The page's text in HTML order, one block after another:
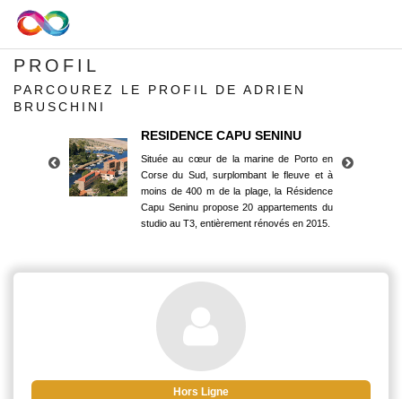
PROFIL
PARCOUREZ LE PROFIL DE ADRIEN
BRUSCHINI
RESIDENCE CAPU SENINU
Située au cœur de la marine de Porto en
Corse du Sud, surplombant le fleuve et à
moins de 400 m de la plage, la Résidence
Capu Seninu propose 20 appartements du
studio au T3, entièrement rénovés en 2015.
Corse du Sud, surplombant le fleuve et à
moins de 400 m de la plage, la Résidence
Capu Seninu propose 20 appartements du
studio au T3, entièrement rénovés en 2015.
Hors Ligne